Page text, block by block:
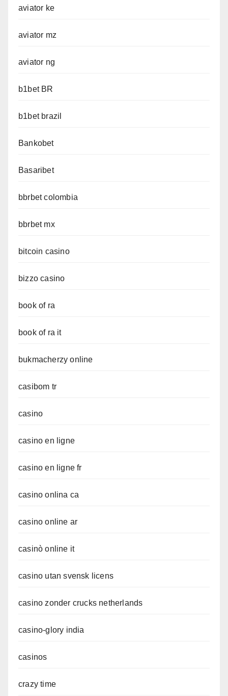
aviator ke
aviator mz
aviator ng
b1bet BR
b1bet brazil
Bankobet
Basaribet
bbrbet colombia
bbrbet mx
bitcoin casino
bizzo casino
book of ra
book of ra it
bukmacherzy online
casibom tr
casino
casino en ligne
casino en ligne fr
casino onlina ca
casino online ar
casinò online it
casino utan svensk licens
casino zonder crucks netherlands
casino-glory india
casinos
crazy time